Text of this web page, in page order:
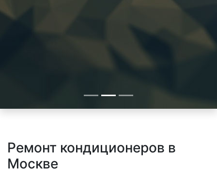
Ремонт кондиционеров в
Москве